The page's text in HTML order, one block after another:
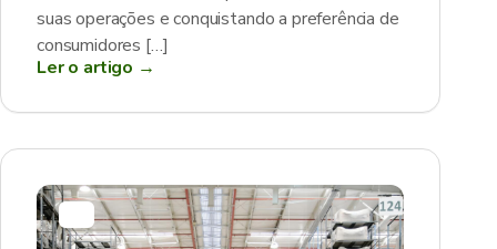
suas operações e conquistando a preferência de
consumidores […]
Ler o artigo →